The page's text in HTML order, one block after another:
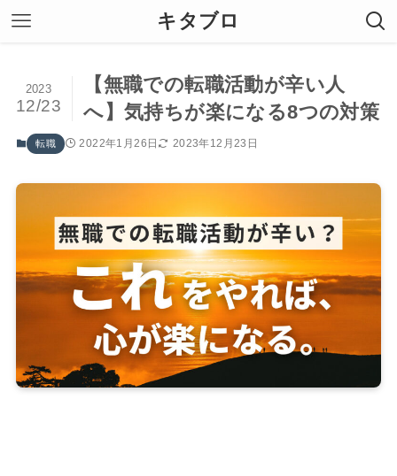
キタブロ
【無職での転職活動が辛い人
へ】気持ちが楽になる8つの対策
2023
12/23
転職 2022年1月26日 2023年12月23日